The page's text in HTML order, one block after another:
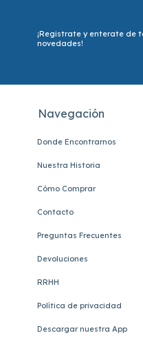
¡Registrate y enterate de
novedades!
Navegación
Donde Encontrarnos
Nuestra Historia
Cómo Comprar
Contacto
Preguntas Frecuentes
Devoluciones
RRHH
Política de privacidad
Descargar nuestra App